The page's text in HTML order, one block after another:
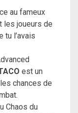
au fameux
les joueurs de
tu l’avais
est un
chances de
Chaos du